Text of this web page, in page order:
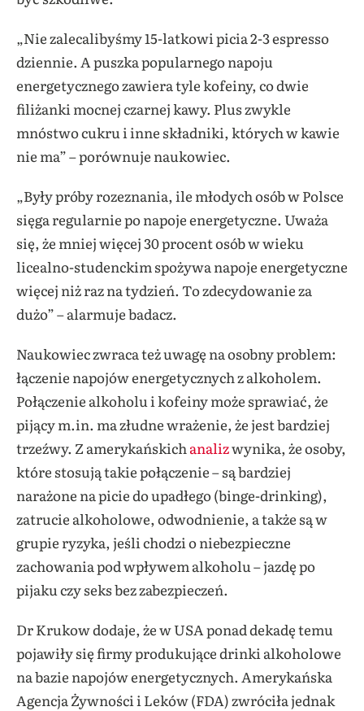
„Nie zalecalibyśmy 15-latkowi picia 2-3 espresso
dziennie. A puszka popularnego napoju
energetycznego zawiera tyle kofeiny, co dwie
filiżanki mocnej czarnej kawy. Plus zwykle
mnóstwo cukru i inne składniki, których w kawie
nie ma” – porównuje naukowiec.
„Były próby rozeznania, ile młodych osób w Polsce
sięga regularnie po napoje energetyczne. Uważa
się, że mniej więcej 30 procent osób w wieku
licealno-studenckim spożywa napoje energetyczne
więcej niż raz na tydzień. To zdecydowanie za
dużo” – alarmuje badacz.
Naukowiec zwraca też uwagę na osobny problem:
łączenie napojów energetycznych z alkoholem.
Połączenie alkoholu i kofeiny może sprawiać, że
pijący m.in. ma złudne wrażenie, że jest bardziej
trzeźwy. Z amerykańskich analizwynika, że osoby,
które stosują takie połączenie – są bardziej
narażone na picie do upadłego (binge-drinking),
zatrucie alkoholowe, odwodnienie, a także są w
grupie ryzyka, jeśli chodzi o niebezpieczne
zachowania pod wpływem alkoholu – jazdę po
pijaku czy seks bez zabezpieczeń.
Dr Krukow dodaje, że w USA ponad dekadę temu
pojawiły się firmy produkujące drinki alkoholowe
na bazie napojów energetycznych. Amerykańska
Agencja Żywności i Leków (FDA) zwróciła jednak